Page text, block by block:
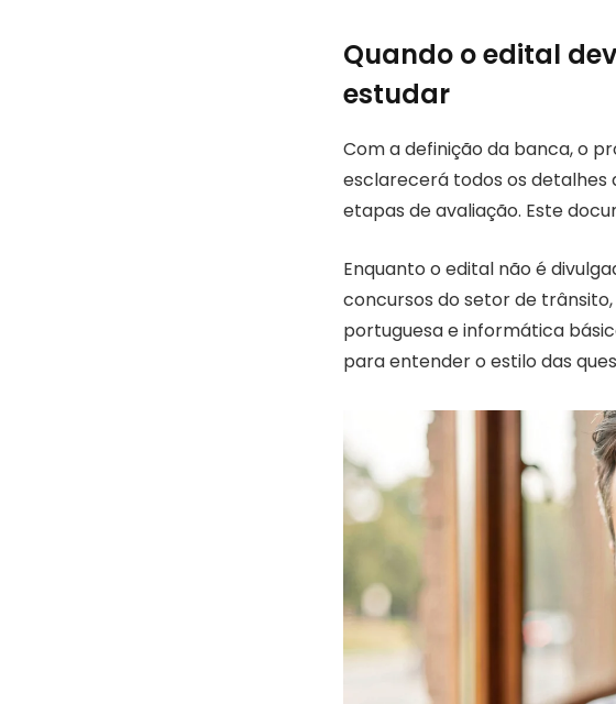
Quando o edital
estudar
Com a definição da banca, o
esclarecerá todos os detalhes
etapas de avaliação. Este
Enquanto o edital não é
concursos do setor de
portuguesa e informática
para entender o estilo das